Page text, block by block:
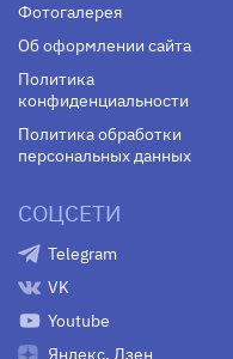
Фотогалерея
Об оформлении сайта
Политика
конфиденциальности
Политика обработки
персональных данных
СОЦСЕТИ
Telegram
VK
Youtube
Яндекс. Дзен